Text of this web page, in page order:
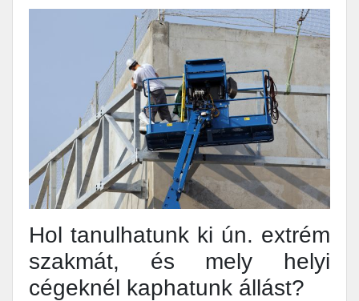
Hol tanulhatunk ki ún. extrém
szakmát, és mely helyi
cégeknél kaphatunk állást?